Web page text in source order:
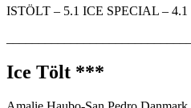
ISTÖLT – 5.1 ICE SPECIAL –
Ice Tölt ***